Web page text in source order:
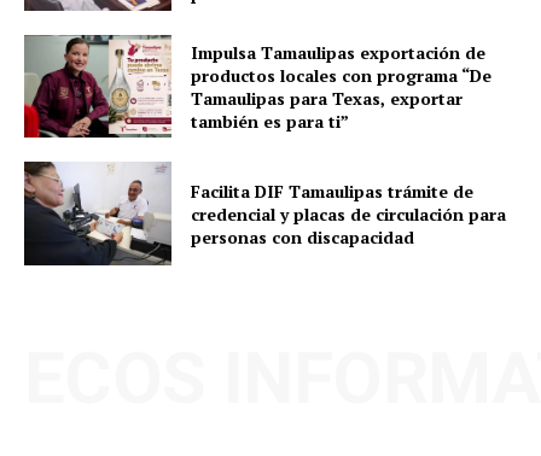
Impulsa Tamaulipas exportación de
productos locales con programa “De
Tamaulipas para Texas, exportar
también es para ti”
Facilita DIF Tamaulipas trámite de
credencial y placas de circulación para
personas con discapacidad